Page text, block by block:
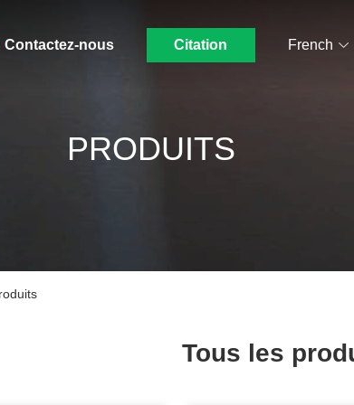
Contactez-nous Citation French
PRODUITS
Tous les